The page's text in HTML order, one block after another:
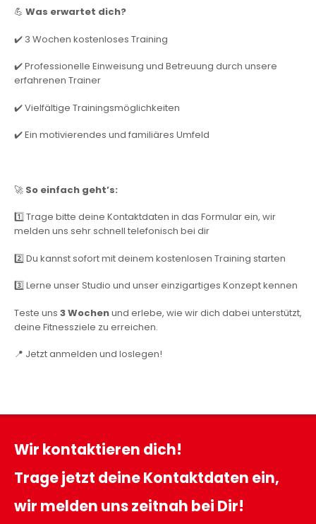
💪 Was erwartet dich?
✔️ 3 Wochen kostenloses Training
✔️ Professionelle Einweisung und Betreuung durch unsere
erfahrenen Trainer
✔️ Vielfältige Trainingsmöglichkeiten
✔️ Ein motivierendes und familiäres Umfeld
🚀 So einfach geht’s:
1️⃣ Trage bitte deine Kontaktdaten in das Formular ein, wir
melden uns sehr schnell telefonisch bei dir
2️⃣ Du kannst sofort mit deinem kostenlosen Training starten
3️⃣ Lerne unser Studio und unser einzigartiges Konzept kennen
Teste uns 3Wochenund erlebe, wie wir dich dabei unterstützt,
deine Fitnessziele zu erreichen.
📍 Jetzt anmelden und loslegen!
Wir kontaktieren dich!
Trage jetzt deine Kontaktdaten ein,
wir melden uns zeitnah bei Dir!